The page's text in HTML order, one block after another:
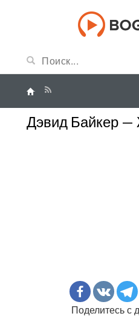
Дэвид Байкер —
Поделитесь с